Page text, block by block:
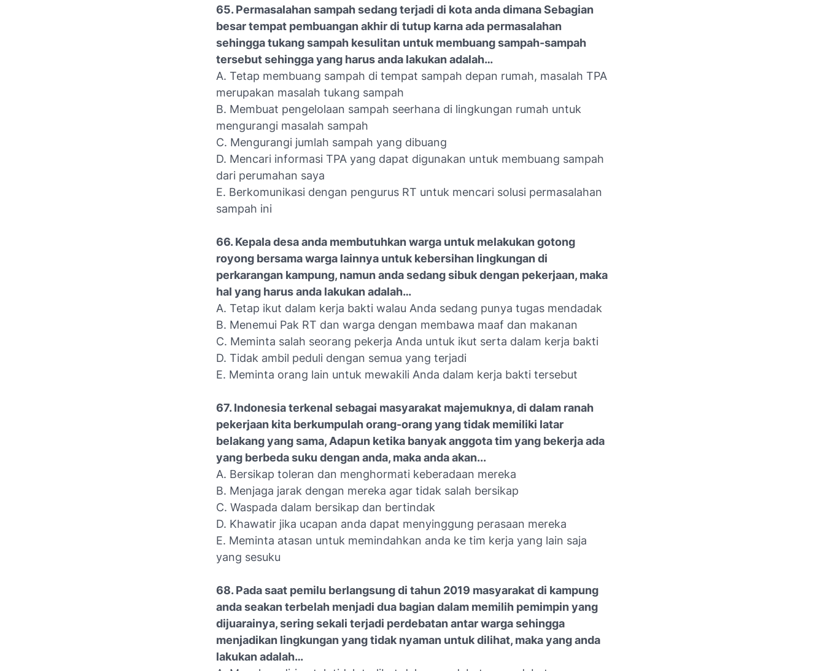
65. Permasalahan sampah sedang terjadi di kota anda dimana Sebagian
besar tempat pembuangan akhir di tutup karna ada permasalahan
sehingga tukang sampah kesulitan untuk membuang sampah-sampah
tersebut sehingga yang harus anda lakukan adalah…
A. Tetap membuang sampah di tempat sampah depan rumah, masalah TPA
merupakan masalah tukang sampah
B. Membuat pengelolaan sampah seerhana di lingkungan rumah untuk
mengurangi masalah sampah
C. Mengurangi jumlah sampah yang dibuang
D. Mencari informasi TPA yang dapat digunakan untuk membuang sampah
dari perumahan saya
E. Berkomunikasi dengan pengurus RT untuk mencari solusi permasalahan
sampah ini
66. Kepala desa anda membutuhkan warga untuk melakukan gotong
royong bersama warga lainnya untuk kebersihan lingkungan di
perkarangan kampung, namun anda sedang sibuk dengan pekerjaan, maka
hal yang harus anda lakukan adalah…
A. Tetap ikut dalam kerja bakti walau Anda sedang punya tugas mendadak
B. Menemui Pak RT dan warga dengan membawa maaf dan makanan
C. Meminta salah seorang pekerja Anda untuk ikut serta dalam kerja bakti
D. Tidak ambil peduli dengan semua yang terjadi
E. Meminta orang lain untuk mewakili Anda dalam kerja bakti tersebut
67. Indonesia terkenal sebagai masyarakat majemuknya, di dalam ranah
pekerjaan kita berkumpulah orang-orang yang tidak memiliki latar
belakang yang sama, Adapun ketika banyak anggota tim yang bekerja ada
yang berbeda suku dengan anda, maka anda akan...
A. Bersikap toleran dan menghormati keberadaan mereka
B. Menjaga jarak dengan mereka agar tidak salah bersikap
C. Waspada dalam bersikap dan bertindak
D. Khawatir jika ucapan anda dapat menyinggung perasaan mereka
E. Meminta atasan untuk memindahkan anda ke tim kerja yang lain saja
yang sesuku
68. Pada saat pemilu berlangsung di tahun 2019 masyarakat di kampung
anda seakan terbelah menjadi dua bagian dalam memilih pemimpin yang
dijuarainya, sering sekali terjadi perdebatan antar warga sehingga
menjadikan lingkungan yang tidak nyaman untuk dilihat, maka yang anda
lakukan adalah…